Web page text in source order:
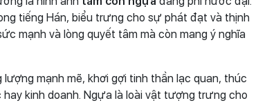
tiếng Hán, biểu trưng cho sự phát đạt và thịnh
mạnh và lòng quyết tâm mà còn mang ý nghĩa
mạnh mẽ, khơi gợi tinh thần lạc quan, thúc
kinh doanh. Ngựa là loài vật tượng trưng cho